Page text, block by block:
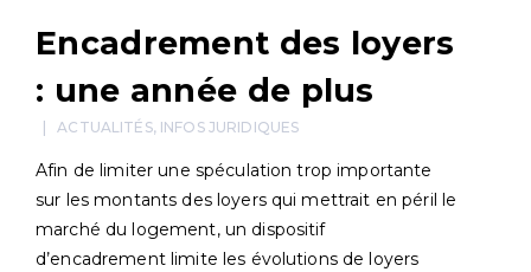
Encadrement des loyers
: une année de plus
ACTUALITÉS, INFOS JURIDIQUES
Afin de limiter une spéculation trop importante
sur les montants des loyers qui mettrait en péril le
marché du logement, un dispositif
d’encadrement limite les évolutions de loyers